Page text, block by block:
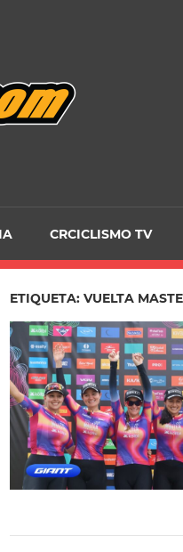
CRCICLISMO TV
ETIQUETA: VUELTA